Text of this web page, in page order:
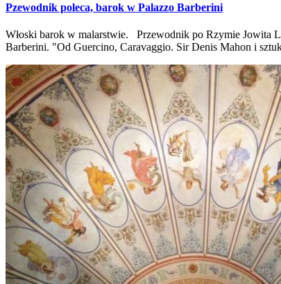
Pzewodnik poleca, barok w Palazzo Barberini
Włoski barok w malarstwie. Przewodnik po Rzymie Jowita
Barberini. "Od Guercino, Caravaggio. Sir Denis Mahon i